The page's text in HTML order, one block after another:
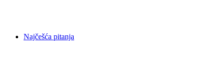
Najčešća pitanja